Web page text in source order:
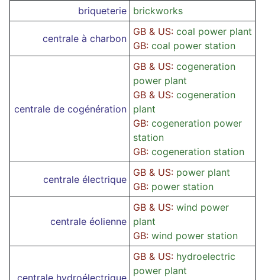
briqueterie brickworks
centrale à charbon
GB & US: coal power plant
GB: coal power station
centrale de cogénération
GB & US: cogeneration
power plant
GB & US: cogeneration
plant
GB: cogeneration power
station
GB: cogeneration station
centrale électrique
GB & US: power plant
GB: power station
centrale éolienne
GB & US: wind power
plant
GB: wind power station
GB & US: hydroelectric
power plant